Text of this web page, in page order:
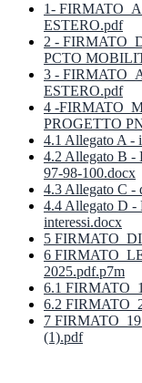
1-
ESTERO.pdf
2 -
PCTO
3 -
ESTERO.pdf
4 -
PROGETTO
4.1 Allegato A -
4.2 Allegato B -
97-98-100.docx
4.3 Allegato C -
4.4 Allegato D -
interessi.docx
5
6
2025.pdf.p7m
6.1
6.2
7
(1).pdf